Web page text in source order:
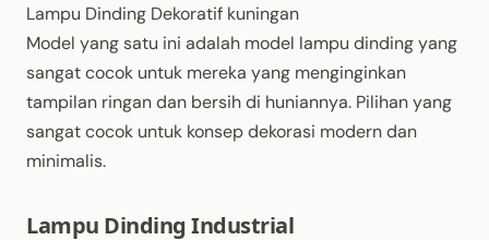
Lampu Dinding Dekoratif kuningan
Model yang satu ini adalah model lampu dinding yang
sangat cocok untuk mereka yang menginginkan
tampilan ringan dan bersih di huniannya. Pilihan yang
sangat cocok untuk konsep dekorasi modern dan
minimalis.
Lampu Dinding Industrial